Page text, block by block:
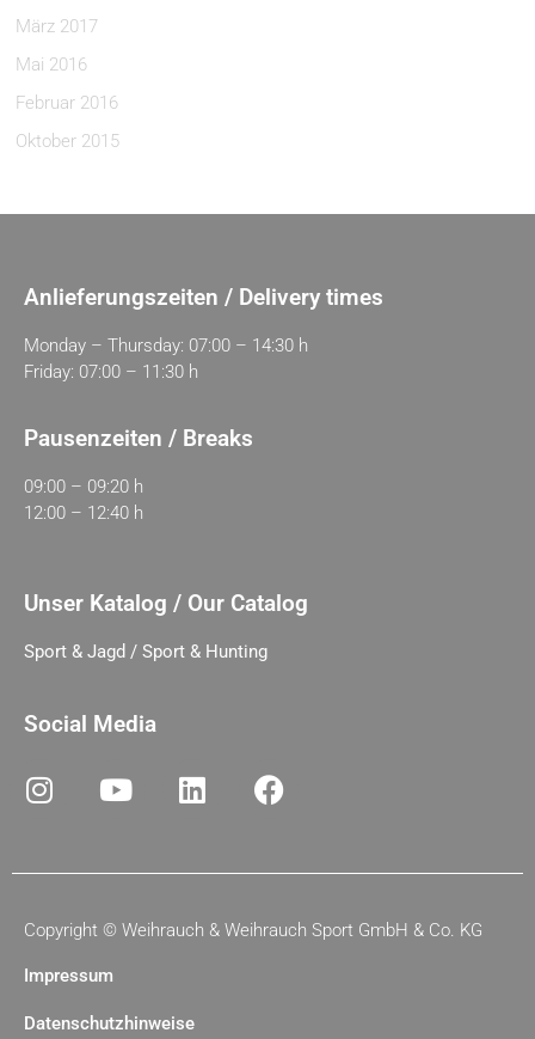
März 2017
Mai 2016
Februar 2016
Oktober 2015
Anlieferungszeiten / Delivery times
Monday – Thursday: 07:00 – 14:30 h
Friday: 07:00 – 11:30 h
Pausenzeiten / Breaks
09:00 – 09:20 h
12:00 – 12:40 h
Unser Katalog / Our Catalog
Sport & Jagd / Sport & Hunting
Social Media
Copyright © Weihrauch & Weihrauch Sport GmbH & Co. KG
Impressum
Datenschutzhinweise